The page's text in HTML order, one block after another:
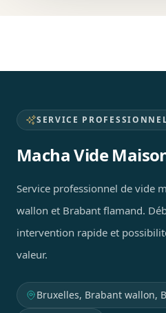
SERVICE
Macha Vide
Service professionnel de vide
wallon et Brabant flamand.
intervention rapide et
valeur.
Bruxelles, Brabant wallon,